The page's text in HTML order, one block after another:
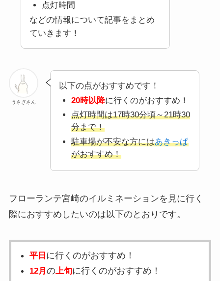
点灯時間
などの情報について記事をまとめ
ていきます！
うさぎさん
以下の点がおすすめです！
20時以降に行くのがおすすめ！
点灯時間は17時30分頃～21時30
分まで！
駐車場が不安な方にはあきっぱ
がおすすめ！
フローランテ宮崎のイルミネーションを見に行く
際におすすめしたいのは以下のとおりです。
平日 に行くのがおすすめ！
12月 の上旬に行くのがおすすめ！